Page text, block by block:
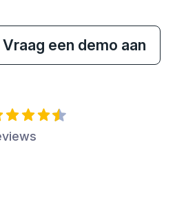
Vraag een demo aan